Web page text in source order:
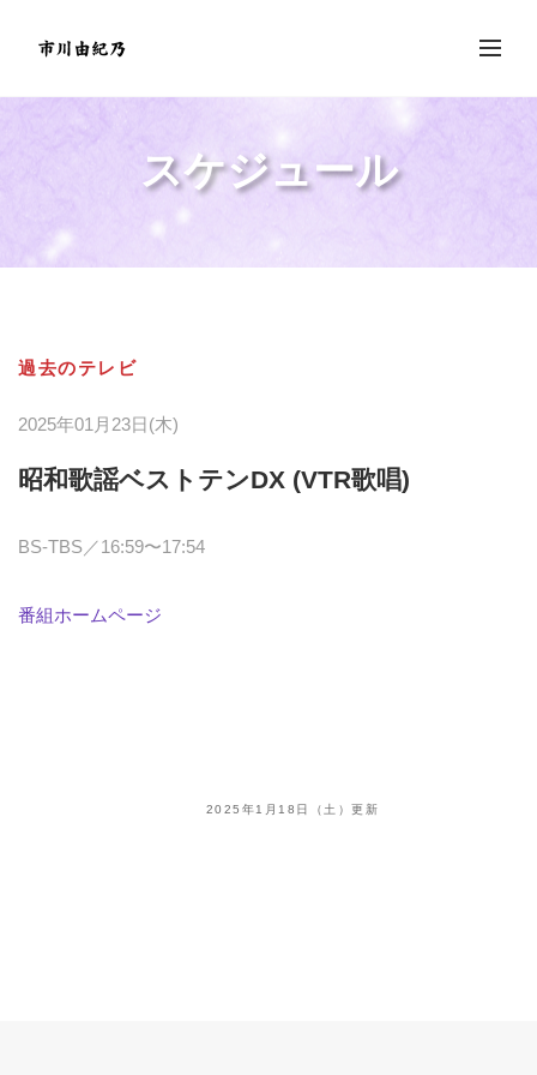
スケジュール
過去のテレビ
2025年01月23日(木)
昭和歌謡ベストテンDX (VTR歌唱)
BS-TBS／16:59〜17:54
番組ホームページ
2025年1月18日（土）更新